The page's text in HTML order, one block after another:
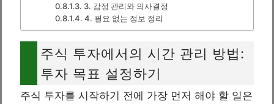
3. 감정 관리와 의사결정
4. 필요 없는 정보 정리
주식 투자에서의 시간 관리 방법:
투자 목표 설정하기
주식 투자를 시작하기 전에 가장 먼저 해야 할 일은